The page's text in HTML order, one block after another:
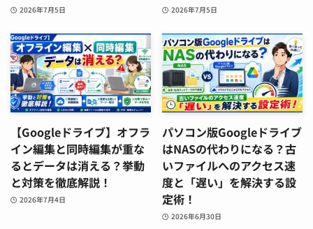
2026年7月5日 2026年7月5日
【Googleドライブ】オフラ
イン編集と同時編集が重な
るとデータは消える？挙動
と対策を徹底解説！
2026年7月4日
パソコン版Googleドライブ
はNASの代わりになる？古
いファイルへのアクセス速
度と「遅い」を解決する設
定術！
2026年6月30日